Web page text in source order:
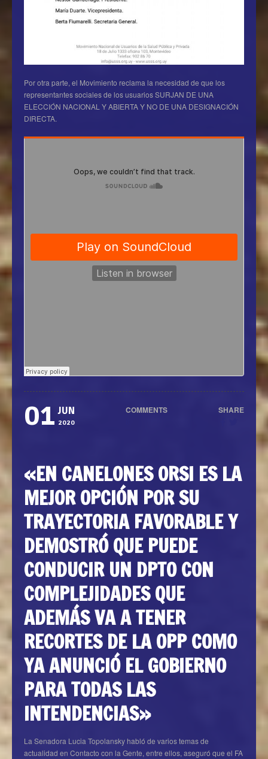
Por otra parte, el Movimiento reclama la necesidad de que los
representantes sociales de los usuarios SURJAN DE UNA
ELECCIÓN NACIONAL Y ABIERTA Y NO DE UNA DESIGNACIÓN
DIRECTA.
01 JUN
2020
COMMENTS SHARE
«EN CANELONES ORSI ES LA
MEJOR OPCIÓN POR SU
TRAYECTORIA FAVORABLE Y
DEMOSTRÓ QUE PUEDE
CONDUCIR UN DPTO CON
COMPLEJIDADES QUE
ADEMÁS VA A TENER
RECORTES DE LA OPP COMO
YA ANUNCIÓ EL GOBIERNO
PARA TODAS LAS
INTENDENCIAS»
La Senadora Lucia Topolansky habló de varios temas de
actualidad en Contacto con la Gente, entre ellos, aseguró que el FA